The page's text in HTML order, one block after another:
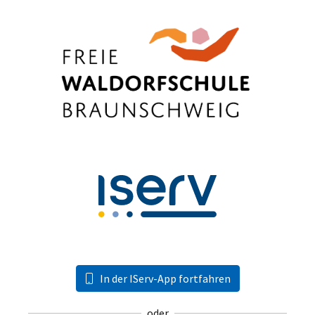
In der IServ-App fortfahren